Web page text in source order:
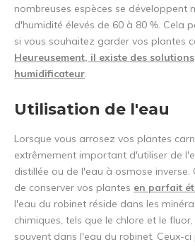
nombreuses espèces se développent
d'humidité élevés de 60 à 80 %. Cela
si vous souhaitez garder vos plantes
Heureusement, il existe des
humidificateur.
Utilisation de l'eau
Lorsque vous arrosez vos plantes
extrêmement important d'utiliser de
distillée ou de l'eau à osmose
de conserver vos plantes en parfait
l'eau du robinet réside dans les
chimiques, tels que le chlore et le
souvent dans l'eau du robinet. Ceux-